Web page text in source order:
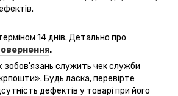
14 днів. Детально про
.
зобов'язань служить чекслужби
Будь ласка, перевірте
дефектів у товарі при його